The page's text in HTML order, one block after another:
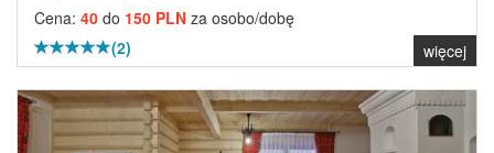
Cena: 40 do 150 PLN za osobo/dobę
(2)
więcej